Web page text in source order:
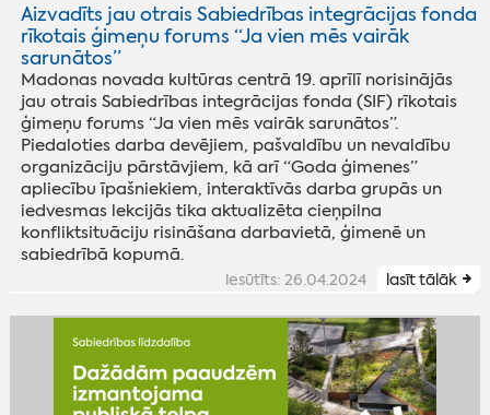
Aizvadīts jau otrais Sabiedrības integrācijas fonda
rīkotais ģimeņu forums “Ja vien mēs vairāk
sarunātos”
Madonas novada kultūras centrā 19. aprīlī norisinājās
jau otrais Sabiedrības integrācijas fonda (SIF) rīkotais
ģimeņu forums “Ja vien mēs vairāk sarunātos”.
Piedaloties darba devējiem, pašvaldību un nevaldību
organizāciju pārstāvjiem, kā arī “Goda ģimenes”
apliecību īpašniekiem, interaktīvās darba grupās un
iedvesmas lekcijās tika aktualizēta cieņpilna
konfliktsituāciju risināšana darbavietā, ģimenē un
sabiedrībā kopumā.
iesūtīts: 26.04.2024 lasīt tālāk